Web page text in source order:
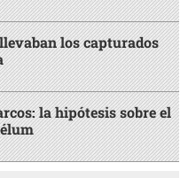
los capturados
la hipótesis sobre el